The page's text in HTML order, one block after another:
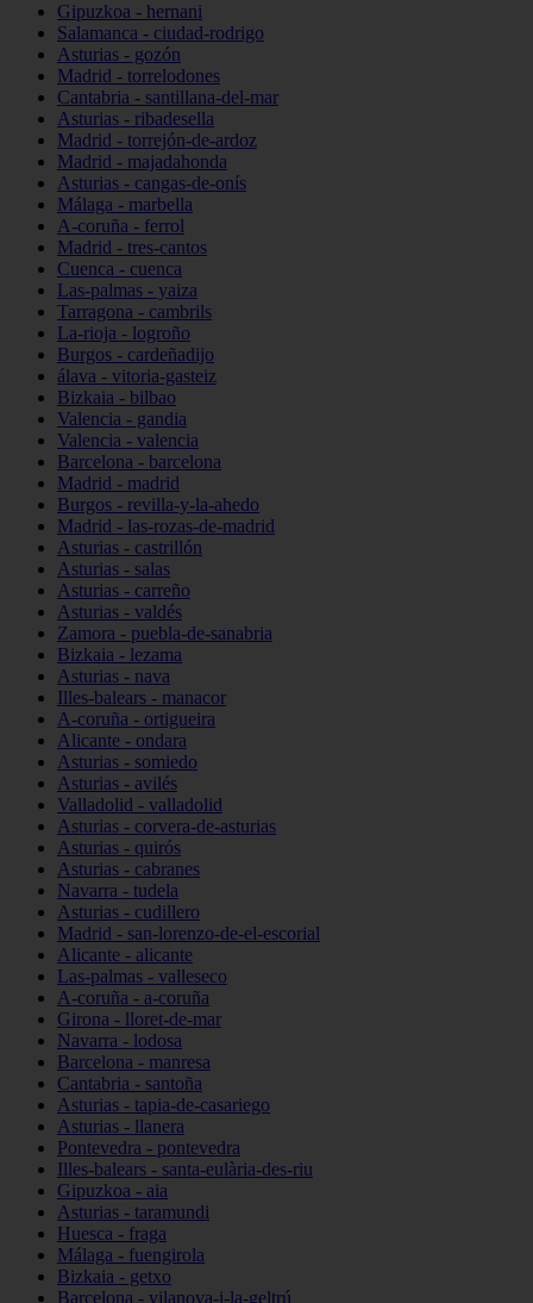
Gipuzkoa - hernani
Salamanca - ciudad-rodrigo
Asturias - gozón
Madrid - torrelodones
Cantabria - santillana-del-mar
Asturias - ribadesella
Madrid - torrejón-de-ardoz
Madrid - majadahonda
Asturias - cangas-de-onís
Málaga - marbella
A-coruña - ferrol
Madrid - tres-cantos
Cuenca - cuenca
Las-palmas - yaiza
Tarragona - cambrils
La-rioja - logroño
Burgos - cardeñadijo
álava - vitoria-gasteiz
Bizkaia - bilbao
Valencia - gandia
Valencia - valencia
Barcelona - barcelona
Madrid - madrid
Burgos - revilla-y-la-ahedo
Madrid - las-rozas-de-madrid
Asturias - castrillón
Asturias - salas
Asturias - carreño
Asturias - valdés
Zamora - puebla-de-sanabria
Bizkaia - lezama
Asturias - nava
Illes-balears - manacor
A-coruña - ortigueira
Alicante - ondara
Asturias - somiedo
Asturias - avilés
Valladolid - valladolid
Asturias - corvera-de-asturias
Asturias - quirós
Asturias - cabranes
Navarra - tudela
Asturias - cudillero
Madrid - san-lorenzo-de-el-escorial
Alicante - alicante
Las-palmas - valleseco
A-coruña - a-coruña
Girona - lloret-de-mar
Navarra - lodosa
Barcelona - manresa
Cantabria - santoña
Asturias - tapia-de-casariego
Asturias - llanera
Pontevedra - pontevedra
Illes-balears - santa-eulària-des-riu
Gipuzkoa - aia
Asturias - taramundi
Huesca - fraga
Málaga - fuengirola
Bizkaia - getxo
Barcelona - vilanova-i-la-geltrú